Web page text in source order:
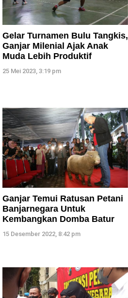
Gelar Turnamen Bulu Tangkis,
Ganjar Milenial Ajak Anak
Muda Lebih Produktif
25 Mei 2023, 3:19 pm
Ganjar Temui Ratusan Petani
Banjarnegara Untuk
Kembangkan Domba Batur
15 Desember 2022, 8:42 pm